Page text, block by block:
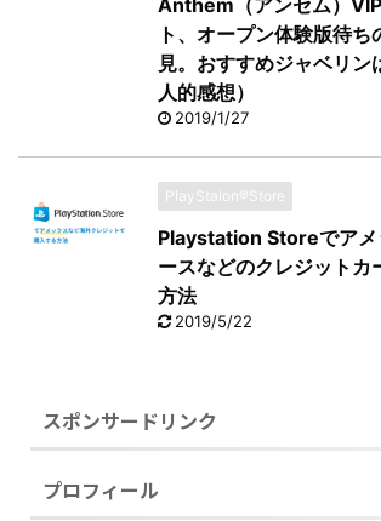
Anthem（アンセム）
ト、オープン体験版待ち
見。おすすめジャベリン
人的感想）
2019/1/27
PlayStaion®Store
Playstation Storeでアメ
ースなどのクレジットカ
方法
2019/5/22
スポンサードリンク
プロフィール